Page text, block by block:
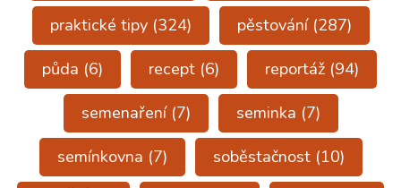
praktické tipy(324) pěstování(287)
půda (6) recept (6) reportáž (94)
semenaření(7) seminka (7)
semínkovna (7) soběstačnost(10)